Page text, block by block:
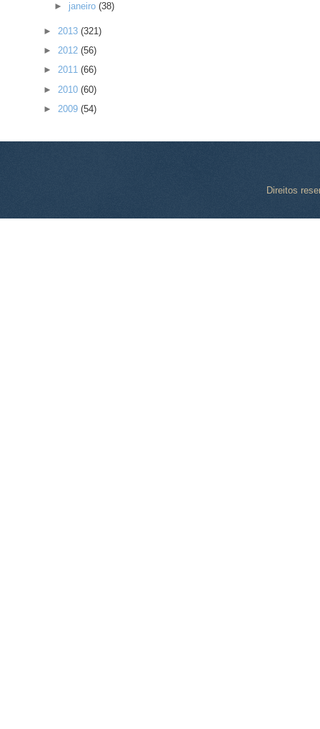
► janeiro(38)
► 2013 (321)
► 2012 (56)
► 2011 (66)
► 2010 (60)
► 2009 (54)
Direitos